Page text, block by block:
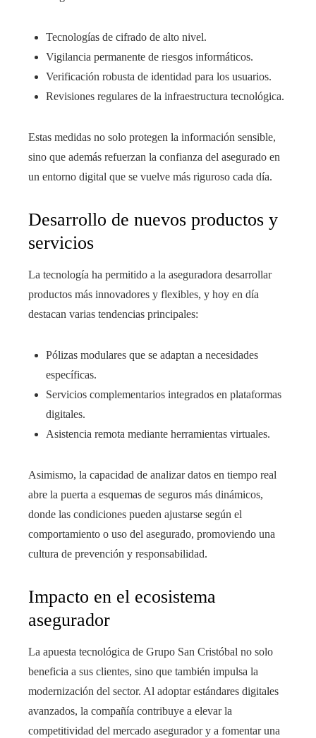
Tecnologías de cifrado de alto nivel.
Vigilancia permanente de riesgos informáticos.
Verificación robusta de identidad para los usuarios.
Revisiones regulares de la infraestructura tecnológica.
Estas medidas no solo protegen la información sensible,
sino que además refuerzan la confianza del asegurado en
un entorno digital que se vuelve más riguroso cada día.
Desarrollo de nuevos productos y
servicios
La tecnología ha permitido a la aseguradora desarrollar
productos más innovadores y flexibles, y hoy en día
destacan varias tendencias principales:
Pólizas modulares que se adaptan a necesidades
específicas.
Servicios complementarios integrados en plataformas
digitales.
Asistencia remota mediante herramientas virtuales.
Asimismo, la capacidad de analizar datos en tiempo real
abre la puerta a esquemas de seguros más dinámicos,
donde las condiciones pueden ajustarse según el
comportamiento o uso del asegurado, promoviendo una
cultura de prevención y responsabilidad.
Impacto en el ecosistema
asegurador
La apuesta tecnológica de Grupo San Cristóbal no solo
beneficia a sus clientes, sino que también impulsa la
modernización del sector. Al adoptar estándares digitales
avanzados, la compañía contribuye a elevar la
competitividad del mercado asegurador y a fomentar una